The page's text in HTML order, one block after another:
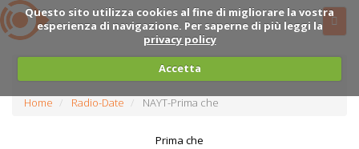
Questo sito utilizza cookies al fine di migliorare la vostra
esperienza di navigazione. Per saperne di più leggi la
privacy policy
Accetta
Home Radio-Date NAYT-Prima che
Prima che